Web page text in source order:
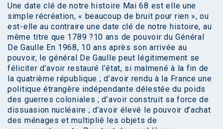
Une date clé de notre histoire Mai 68 est elle une
simple récréation, « beaucoup de bruit pour rien », ou
est-elle au contraire une date clé de notre histoire, au
même titre que 1789 ?10 ans de pouvoir du Général
De Gaulle En 1968, 10 ans après son arrivée au
pouvoir, le général De Gaulle peut légitimement se
féliciter d’avoir restauré l’état, si malmené à la fin de
la quatrième république ; d’avoir rendu à la France une
politique étrangère indépendante délestée du poids
des guerres coloniales ; d’avoir construit sa force de
dissuasion nucléaire ; d’avoir élevé le pouvoir d’achat
des ménages et multiplié les objets de